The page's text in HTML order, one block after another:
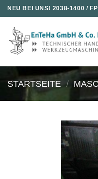
Zum
Inhalt
springen
NEU BEI UNS! 2038-1400 /
STARTSEITE /